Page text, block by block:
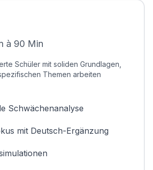
à 90 Min
Schüler mit soliden Grundlagen,
Themen arbeiten
Schwächenanalyse
mit Deutsch-Ergänzung